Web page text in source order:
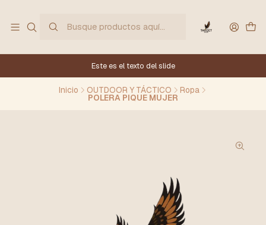
Este es el texto del slide
Inicio OUTDOOR Y TÁCTICO Ropa
POLERA PIQUE MUJER